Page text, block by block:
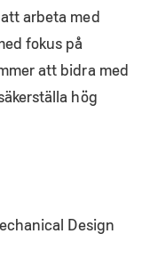
arbeta med
fokus på
att bidra med
hög
Design